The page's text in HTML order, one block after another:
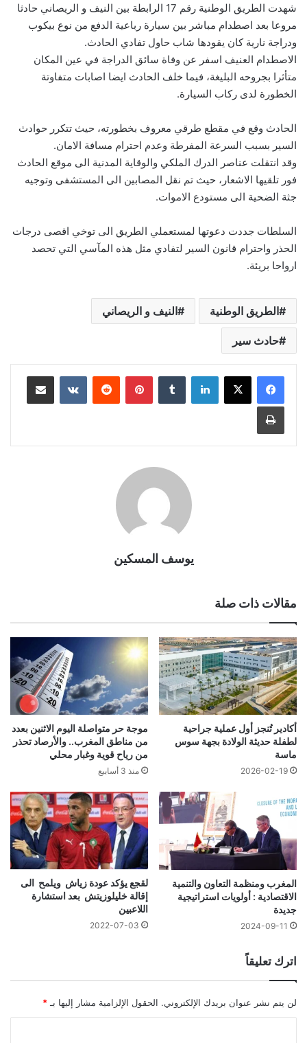
شهدت الطريق الوطنية رقم 17 الرابطة بين النيف و الريصاني حادثا
مروعا بعد اصطدام مباشر بين سيارة رباعية الدفع من نوع بيكوب
ودراجة نارية كان يقودها شاب حاول تفادي الحادث.
الاصطدام العنيف اسفر عن وفاة سائق الدراجة في عين المكان
متأثرا بجروحه البليغة، فيما خلف الحادث ايضا اصابات متفاوتة
الخطورة لدى ركاب السيارة.
الحادث وقع في مقطع طرقي معروف بخطورته، حيث تتكرر حوادث
السير بسبب السرعة المفرطة وعدم احترام مسافة الامان.
وقد انتقلت عناصر الدرك الملكي والوقاية المدنية الى موقع الحادث
فور تلقيها الاشعار، حيث تم نقل المصابين الى المستشفى وتوجيه
جثة الضحية الى مستودع الاموات.
السلطات جددت دعوتها لمستعملي الطريق الى توخي اقصى درجات
الحذر واحترام قانون السير لتفادي مثل هذه المآسي التي تحصد
ارواحا بريئة.
الطريق الوطنية النيف و الريصاني
حادث سير
لينكدإن بينتيريست مشاركة عبر البريد
طباعة
يوسف المسكين
مقالات ذات صلة
أكادير تُنجز أول عملية جراحية
لطفلة حديثة الولادة بجهة سوس
ماسة
2026-02-19
موجة حر متواصلة اليوم الاثنين بعدد
من مناطق المغرب.. والأرصاد تحذر
من رياح قوية وغبار محلي
منذ 3 أسابيع
المغرب ومنظمة التعاون والتنمية
الاقتصادية : أولويات استراتيجية
جديدة
2024-09-11
لقجع يؤكد عودة زياش ويلمح الى
إقالة خليلوزيتش بعد استشارة
اللاعبين
2022-07-03
اترك تعليقاً
لن يتم نشر عنوان بريدك الإلكتروني. الحقول الإلزامية مشار إليها بـ *